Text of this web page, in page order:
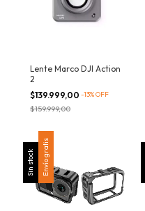
Lente Marco DJI Action
2
$139.999,00 -13%OFF
$159.999,00
Sin stock Envío gratis